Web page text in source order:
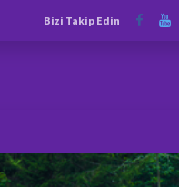
Bizi Takip Edin